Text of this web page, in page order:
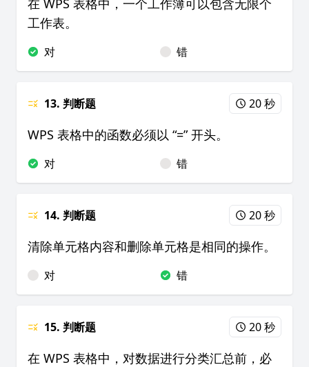
在 WPS 表格中，一个工作簿可以包含无限个
工作表。
对 错
13. 判断题 20 秒
WPS 表格中的函数必须以 “=” 开头。
对 错
14. 判断题 20 秒
清除单元格内容和删除单元格是相同的操作。
对 错
15. 判断题 20 秒
在 WPS 表格中，对数据进行分类汇总前，必